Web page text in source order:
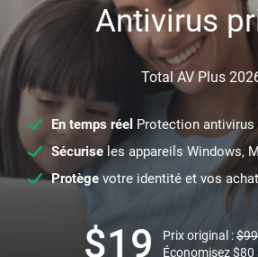
Antivirus
Total AV Plus
En temps réel Protection antivirus
Sécuriseles appareils Windows,
Protège votre identité et vos
$19 Prix original :$99
Économisez$80